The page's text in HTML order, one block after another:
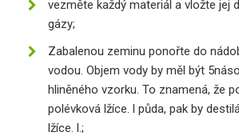
vezměte každý materiál a vložte jej
gázy;
Zabalenou zeminu ponořte do
vodou. Objem vody by měl být
hliněného vzorku. To znamená, že
polévková lžíce. l půda, pak by
lžíce. l.;